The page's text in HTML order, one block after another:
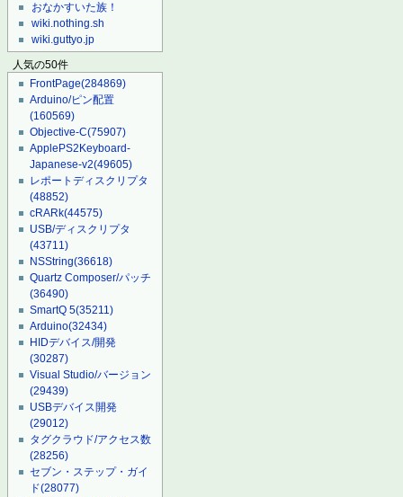
おなかすいた族！
wiki.nothing.sh
wiki.guttyo.jp
人気の50件
FrontPage(284869)
Arduino/ピン配置
(160569)
Objective-C(75907)
ApplePS2Keyboard-
Japanese-v2(49605)
レポートディスクリプタ
(48852)
cRARk(44575)
USB/ディスクリプタ
(43711)
NSString(36618)
Quartz Composer/パッチ
(36490)
SmartQ 5(35211)
Arduino(32434)
HIDデバイス/開発
(30287)
Visual Studio/バージョン
(29439)
USBデバイス開発
(29012)
タグクラウド/アクセス数
(28256)
セブン・ステップ・ガイ
ド(28077)